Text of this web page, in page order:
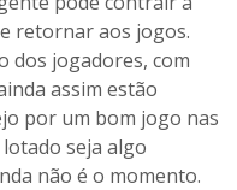
retornar aos jogos.
dos jogadores, com
assim estão
por um bom jogo nas
seja algo
não é o momento.